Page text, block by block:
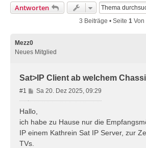
Antworten
3 Beiträge • Seite 1 Von
Mezz0
Neues Mitglied
Sat>IP Client ab welchem
#1
B
e
r
a
Sa 20. Dez 2025, 09:29
Hallo,
ich habe zu Hause nur die
IP einem Kathrein Sat IP Server, zur
TVs.